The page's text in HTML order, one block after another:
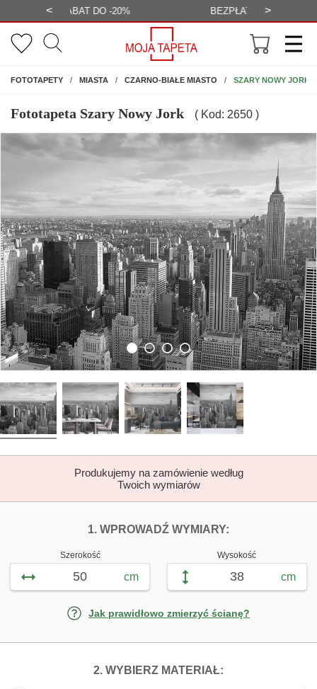
< BEZPŁATNA WIZUALIZACJA >
FOTOTAPETYNA ŚCIANĘ
MIASTA CZARNO-BIAŁE MIASTO SZARY NOWY JORK
Fototapeta Szary Nowy Jork ( Kod: 2650 )
Produkujemy na zamówienie według
Twoich wymiarów
1. WPROWADŹ WYMIARY:
Szerokość
cm
Wysokość
cm
Jak prawidłowo zmierzyć ścianę?
2. WYBIERZ MATERIAŁ: